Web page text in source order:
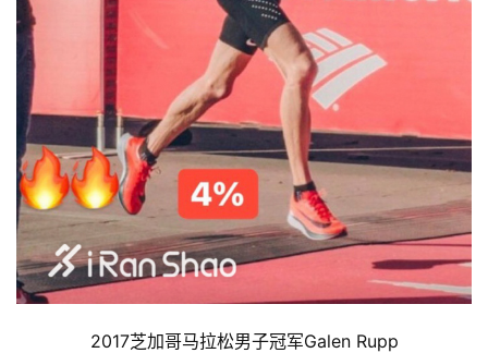
2017芝加哥马拉松男子冠军Galen Rupp